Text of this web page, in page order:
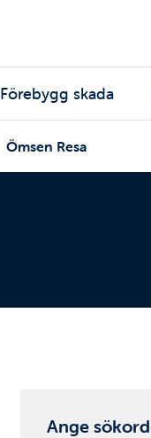
Förebygg skada
Ömsen Resa
Ange sökord